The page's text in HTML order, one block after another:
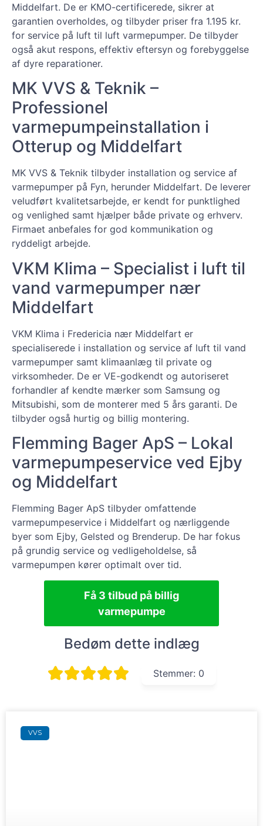
Middelfart. De er KMO-certificerede, sikrer at
garantien overholdes, og tilbyder priser fra 1.195 kr.
for service på luft til luft varmepumper. De tilbyder
også akut respons, effektiv eftersyn og forebyggelse
af dyre reparationer.
MK VVS & Teknik –
Professionel
varmepumpeinstallation i
Otterup og Middelfart
MK VVS & Teknik tilbyder installation og service af
varmepumper på Fyn, herunder Middelfart. De leverer
veludført kvalitetsarbejde, er kendt for punktlighed
og venlighed samt hjælper både private og erhverv.
Firmaet anbefales for god kommunikation og
ryddeligt arbejde.
VKM Klima – Specialist i luft til
vand varmepumper nær
Middelfart
VKM Klima i Fredericia nær Middelfart er
specialiserede i installation og service af luft til vand
varmepumper samt klimaanlæg til private og
virksomheder. De er VE-godkendt og autoriseret
forhandler af kendte mærker som Samsung og
Mitsubishi, som de monterer med 5 års garanti. De
tilbyder også hurtig og billig montering.
Flemming Bager ApS – Lokal
varmepumpeservice ved Ejby
og Middelfart
Flemming Bager ApS tilbyder omfattende
varmepumpeservice i Middelfart og nærliggende
byer som Ejby, Gelsted og Brenderup. De har fokus
på grundig service og vedligeholdelse, så
varmepumpen kører optimalt over tid.
Få 3 tilbud på billig
varmepumpe
Bedøm dette indlæg
Stemmer: 0
VVS